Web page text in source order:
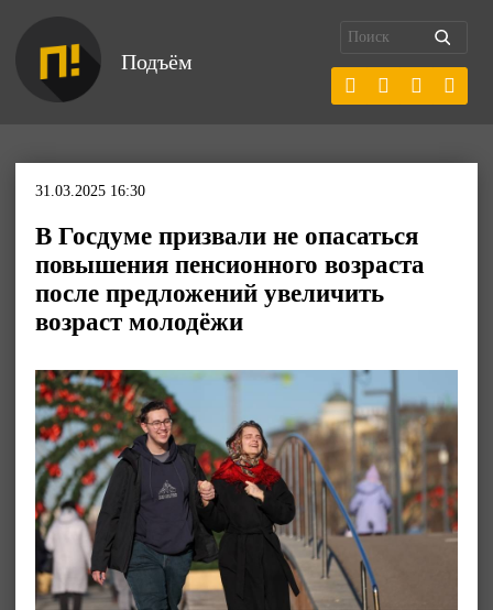
Подъём
31.03.2025 16:30
В Госдуме призвали не опасаться
повышения пенсионного возраста
после предложений увеличить
возраст молодёжи